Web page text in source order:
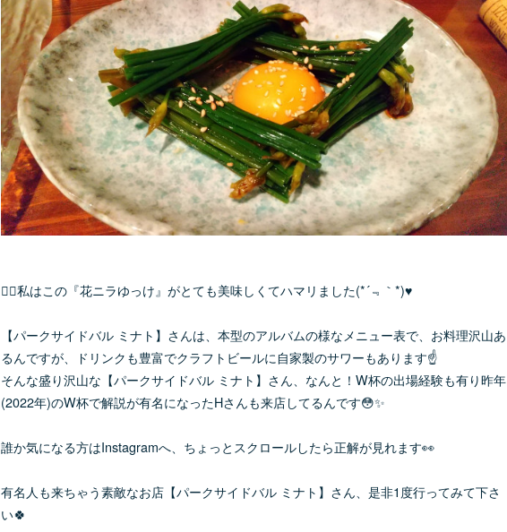
👆🏻私はこの『花ニラゆっけ』がとても美味しくてハマリました(*´﹃｀*)♥
【パークサイドバル ミナト】さんは、本型のアルバムの様なメニュー表で、お料理沢山あ
るんですが、ドリンクも豊富でクラフトビールに自家製のサワーもあります☝
そんな盛り沢山な【パークサイドバル ミナト】さん、なんと！W杯の出場経験も有り昨年
(2022年)のW杯で解説が有名になったHさんも来店してるんです😳✨
誰か気になる方はInstagramへ、ちょっとスクロールしたら正解が見れます👀
有名人も来ちゃう素敵なお店【パークサイドバル ミナト】さん、是非1度行ってみて下さ
い🍀